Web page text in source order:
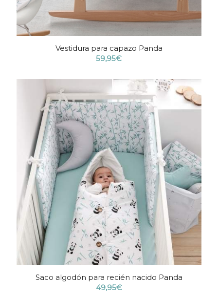
Vestidura para capazo Panda
59,95€
Saco algodón para recién nacido Panda
49,95€